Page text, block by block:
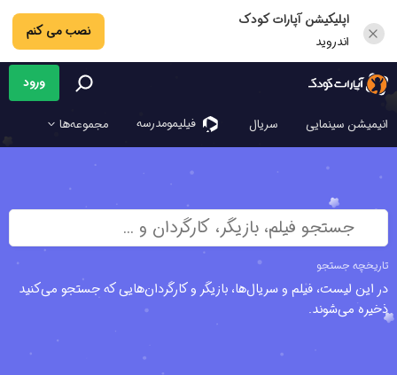
اپلیکیشن آپارات کودک
اندروید
نصب می کنم
انیمیشن سینمایی سریال فیلیمو‌مدرسه مجموعه‌ها
ورود
جستجو فیلم، بازیگر، کارگردان و ...
تاریخچه جستجو
در این لیست، فیلم‌ و سریال‌ها، بازیگر و کارگردان‌هایی که جستجو می‌کنید
ذخیره می‌شوند.